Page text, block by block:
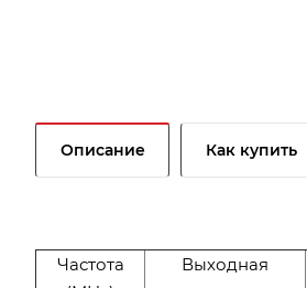
Описание Как купить
Частота
Выходная